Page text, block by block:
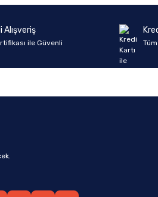
daha pahalı.
olmalı.
Alışveriş
ile Güvenli